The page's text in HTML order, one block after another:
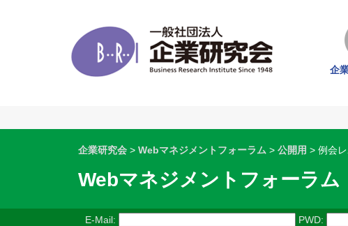
企
企業研究会 > Webマネジメントフォーラム > 公開用 > 例会
Webマネジメントフォーラム
E-Mail: PWD: